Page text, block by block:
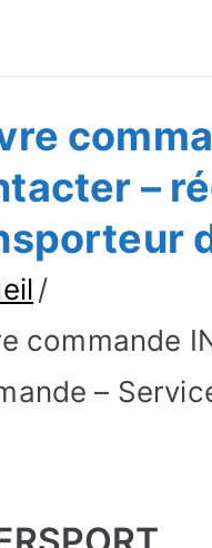
Colis
–
commande
–